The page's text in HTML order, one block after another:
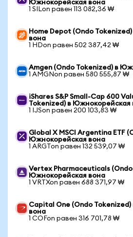
Южнокорейская вона
1 SILon равен 113 082,36 ₩
Home Depot (Ondo
вона
1 HDon равен 502 387,42 ₩
Amgen (Ondo Tokenized) в
1 AMGNon равен 580 555,87 ₩
iShares S&P Small-Cap 600
Tokenized) в Южнокорейская
1 IJSon равен 200 103,83 ₩
Global X MSCI Argentina ETF
Южнокорейская вона
1 ARGTon равен 132 539,07 ₩
Vertex Pharmaceuticals (Ondo
Южнокорейская вона
1 VRTXon равен 688 371,97 ₩
Capital One (Ondo
вона
1 COFon равен 316 701,78 ₩